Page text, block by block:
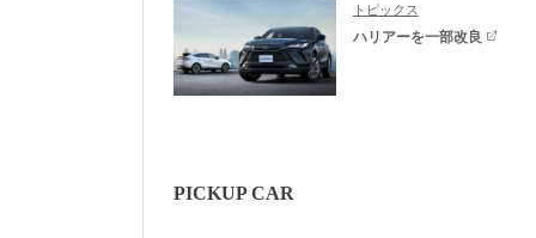
トピックス
ハリアーを一部改良
PICKUP CAR